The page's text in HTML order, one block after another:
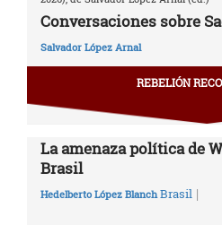
Conversaciones sobre
Salvador López Arnal
REBELIÓN
La amenaza política de
Brasil
Hedelberto López Blanch Brasil |